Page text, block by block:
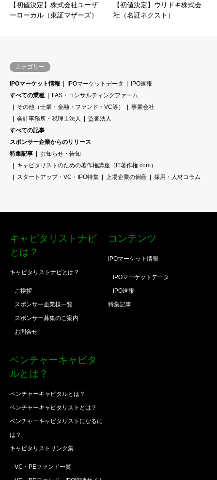
【初値決定】株式会社ユーザ
ーローカル（東証マザーズ）
【初値決定】ウリドキ株式会
社（名証ネクスト）
カテゴリー
IPOマーケット情報 IPOマーケットデータ
IPO速報
すべての業種
FAS・コンサルティングファーム
その他（士業・金融・ファンド・VC等）
事業会社
会計事務所・税理士法人
監査法人
すべての記事
スポンサー企業からのリリース
特集記事
お知らせ・告知
キャピタリストのための著作権講座（IT著作権.com）
スタートアップ・VC・IPO特集
上場企業の倒産 採用・人材コラム
キャピタリストナビ
とは？
キャピタリストナビとは？
ご挨拶
スポンサー企業様一覧
スポンサー募集のご案内
お問合せ
コンテンツ
IPOマーケット情報
IPOマーケットデータ
IPO速報
特集記事
ベンチャーキャピタ
ルとは？
ベンチャーキャピタルとは？
ベンチャーキャピタリストとは？
ベンチャーキャピタリストになるに
は？
キャピタリストリンク集
VC・PEファンド一覧